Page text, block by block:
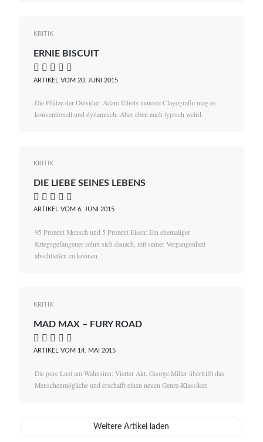
KRITIK
ERNIE BISCUIT
    
ARTIKEL VOM 20. JUNI 2015
Die Pfütze der Outsider: Adam Elliots neueste Clayografie mag es
konventionell und dynamisch. Aber eben auch typisch weird.
KRITIK
DIE LIEBE SEINES LEBENS
    
ARTIKEL VOM 6. JUNI 2015
95 Prozent Mensch und 5 Prozent Eisen: Ein ehemaliger
Kriegsgefangener sehnt sich danach, mit seiner Vergangenheit
abschließen zu können.
KRITIK
MAD MAX – FURY ROAD
    
ARTIKEL VOM 14. MAI 2015
Die pure Lust am Wahnsinn: Vierter Akt. George Miller übertrifft das
Menschenmögliche und erschafft einen neuen Genre-Klassiker.
Weitere Artikel laden